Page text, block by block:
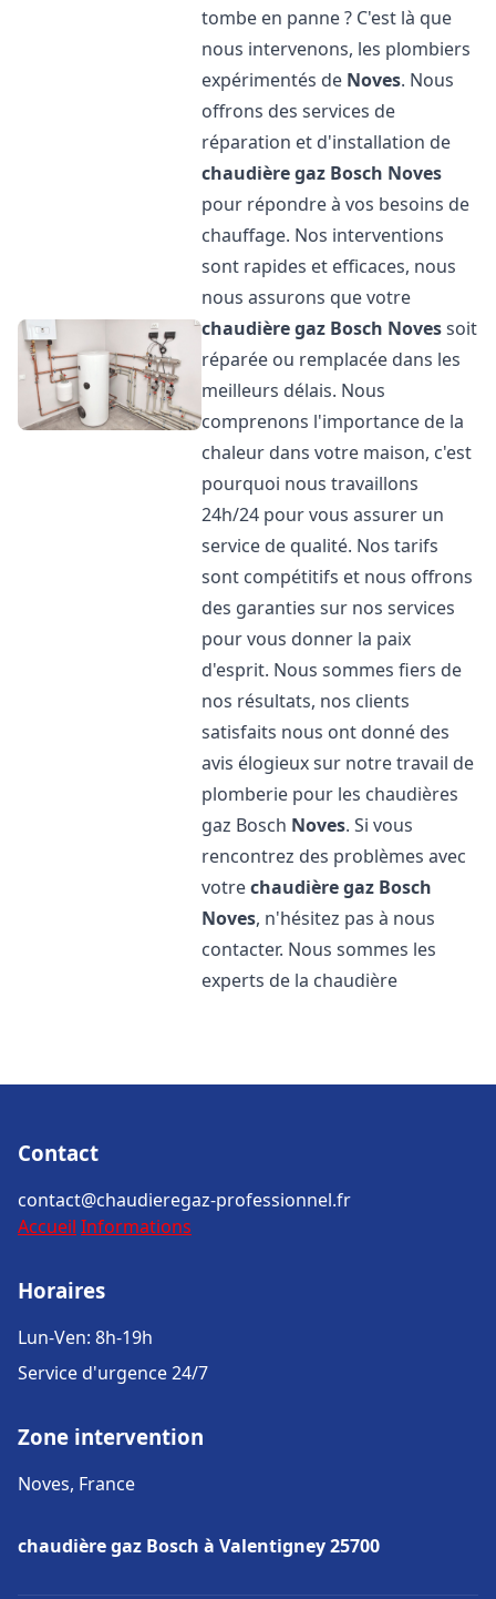
tombe en panne ? C'est là que
nous intervenons, les plombiers
expérimentés de Noves. Nous
offrons des services de
réparation et d'installation de
chaudière gaz Bosch Noves
pour répondre à vos besoins de
chauffage. Nos interventions
sont rapides et efficaces, nous
nous assurons que votre
chaudière gaz Bosch Novessoit
réparée ou remplacée dans les
meilleurs délais. Nous
comprenons l'importance de la
chaleur dans votre maison, c'est
pourquoi nous travaillons
24h/24 pour vous assurer un
service de qualité. Nos tarifs
sont compétitifs et nous offrons
des garanties sur nos services
pour vous donner la paix
d'esprit. Nous sommes fiers de
nos résultats, nos clients
satisfaits nous ont donné des
avis élogieux sur notre travail de
plomberie pour les chaudières
gaz Bosch Noves. Si vous
rencontrez des problèmes avec
votrechaudière gaz Bosch
Noves, n'hésitez pas à nous
contacter. Nous sommes les
experts de la chaudière
Contact
contact@chaudieregaz-professionnel.fr
Accueil Informations
Horaires
Lun-Ven: 8h-19h
Service d'urgence 24/7
Zone intervention
Noves, France
chaudière gaz Bosch à Valentigney 25700